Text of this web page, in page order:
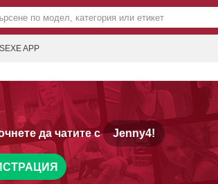
APP
да чатите с Jenny4!